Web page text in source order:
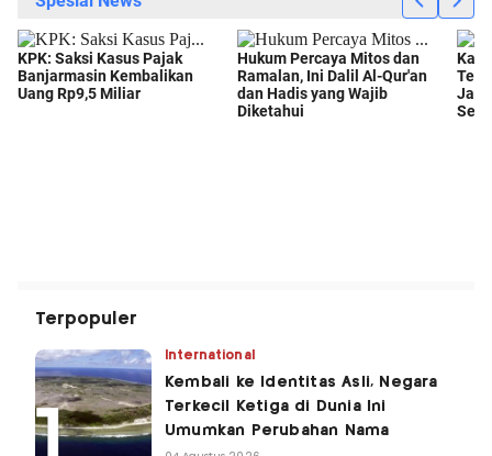
Terpopuler
International
Kembali ke Identitas Asli, Negara
Terkecil Ketiga di Dunia Ini
Umumkan Perubahan Nama